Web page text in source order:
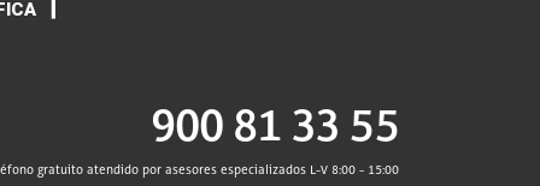
900 81 33 55
gratuito atendido por asesores especializados L-V 8:00 - 15:00